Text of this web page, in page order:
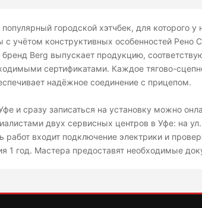
городской хэтчбек, для которого
учётом конструктивных особенностей Рено
Berg выпускает продукцию,
сертификатами. Каждое тягово-
надёжное соединение с прицепом.
и сразу записаться на установку можно
двух сервисных центров в Уфе: на
работ входит подключение электрики и
1 год. Мастера предоставят необходимые